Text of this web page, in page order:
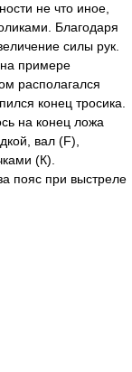
не что иное,
Благодаря
силы рук.
на примере
располагался
конец тросика.
на конец ложа
вал (F),
(К).
пояс при выстреле